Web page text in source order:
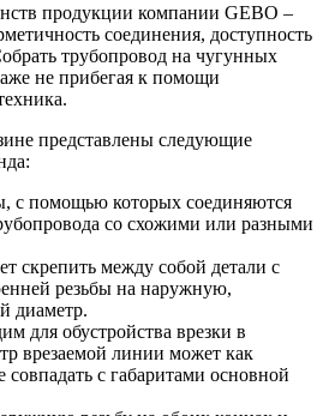
продукции компании GEBO –
соединения, доступность
трубопровод на чугунных
не прибегая к помощи
представлены следующие
с помощью которых соединяются
со схожими или разными
скрепить между собой детали с
резьбы на наружную,
диаметр.
для обустройства врезки в
врезаемой линии может как
совпадать с габаритами основной